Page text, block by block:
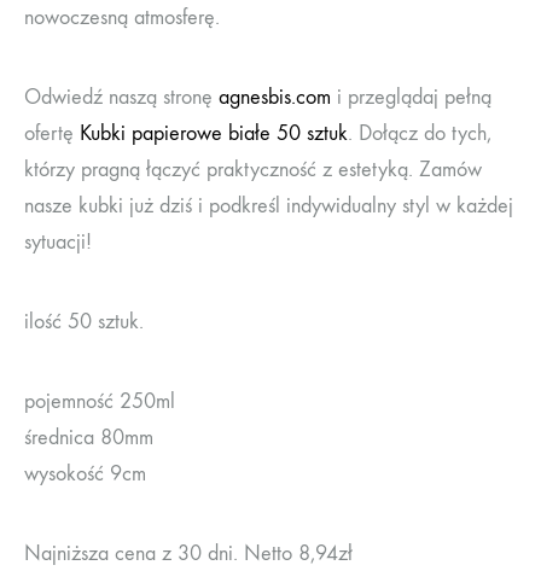
nowoczesną atmosferę.
Odwiedź naszą stronę agnesbis.com i przeglądaj pełną
ofertę Kubki papierowe białe 50 sztuk. Dołącz do tych,
którzy pragną łączyć praktyczność z estetyką. Zamów
nasze kubki już dziś i podkreśl indywidualny styl w każdej
sytuacji!
ilość 50 sztuk.
pojemność 250ml
średnica 80mm
wysokość 9cm
Najniższa cena z 30 dni. Netto 8,94zł